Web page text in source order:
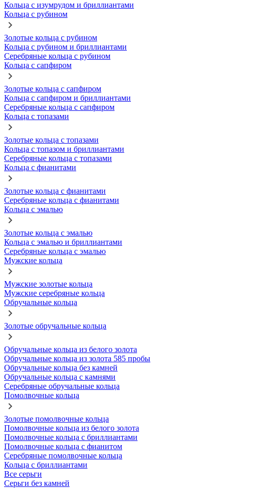
Кольца с изумрудом и бриллиантами
Кольца с рубином
Золотые кольца с рубином
Кольца с рубином и бриллиантами
Серебряные кольца с рубином
Кольца с сапфиром
Золотые кольца с сапфиром
Кольца с сапфиром и бриллиантами
Серебряные кольца с сапфиром
Кольца с топазами
Золотые кольца с топазами
Кольца с топазом и бриллиантами
Серебряные кольца с топазами
Кольца с фианитами
Золотые кольца с фианитами
Серебряные кольца с фианитами
Кольца с эмалью
Золотые кольца с эмалью
Кольца с эмалью и бриллиантами
Серебряные кольца с эмалью
Мужские кольца
Мужские золотые кольца
Мужские серебряные кольца
Обручальные кольца
Золотые обручальные кольца
Обручальные кольца из белого золота
Обручальные кольца из золота 585 пробы
Обручальные кольца без камней
Обручальные кольца с камнями
Серебряные обручальные кольца
Помолвочные кольца
Золотые помолвочные кольца
Помолвочные кольца из белого золота
Помолвочные кольца с бриллиантами
Помолвочные кольца с фианитом
Серебряные помолвочные кольца
Кольца с бриллиантами
Все серьги
Серьги без камней